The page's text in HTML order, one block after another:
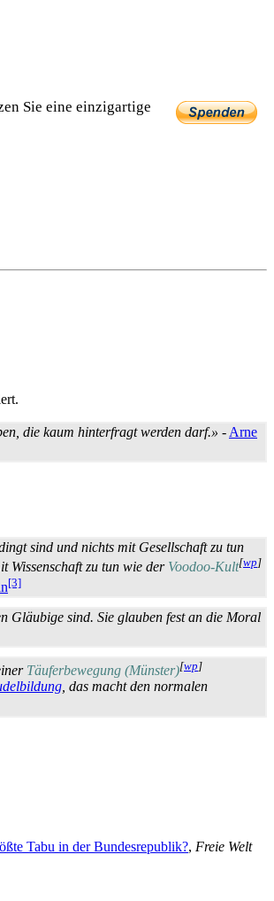
Sie eine einzig­artige
die kaum hinterfragt werden darf.» - Arne
sind und nichts mit Gesellschaft zu tun
Wissenschaft zu tun wie der Voodoo-Kult[wp]
[3]
Gläubige sind. Sie glauben fest an die Moral
Täufer­bewegung (Münster)[wp]
, das macht den normalen
Tabu in der Bundesrepublik?, Freie Welt